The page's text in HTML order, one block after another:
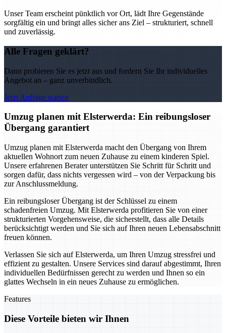
Unser Team erscheint pünktlich vor Ort, lädt Ihre Gegenstände
sorgfältig ein und bringt alles sicher ans Ziel – strukturiert, schnell
und zuverlässig.
Alle Fragen geklärt?
Dann probieren Sie es jetzt aus und fordern Sie Ihr individuelles
Angebot an – ganz unverbindlich.
Jetzt Anfrage starten
Umzug planen mit Elsterwerda: Ein reibungsloser
Übergang garantiert
Umzug planen mit Elsterwerda macht den Übergang von Ihrem
aktuellen Wohnort zum neuen Zuhause zu einem kinderen Spiel.
Unsere erfahrenen Berater unterstützen Sie Schritt für Schritt und
sorgen dafür, dass nichts vergessen wird – von der Verpackung bis
zur Anschlussmeldung.
Ein reibungsloser Übergang ist der Schlüssel zu einem
schadenfreien Umzug. Mit Elsterwerda profitieren Sie von einer
strukturierten Vorgehensweise, die sicherstellt, dass alle Details
berücksichtigt werden und Sie sich auf Ihren neuen Lebensabschnitt
freuen können.
Verlassen Sie sich auf Elsterwerda, um Ihren Umzug stressfrei und
effizient zu gestalten. Unsere Services sind darauf abgestimmt, Ihren
individuellen Bedürfnissen gerecht zu werden und Ihnen so ein
glattes Wechseln in ein neues Zuhause zu ermöglichen.
Features
Diese Vorteile bieten wir Ihnen